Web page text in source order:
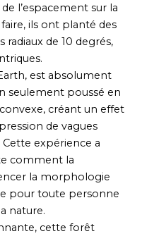
l’espacement sur la
ils ont planté des
de 10 degrés,
est absolument
seulement poussé en
créant un effet
de vagues
expérience a
comment la
la morphologie
pour toute personne
nature.
cette forêt